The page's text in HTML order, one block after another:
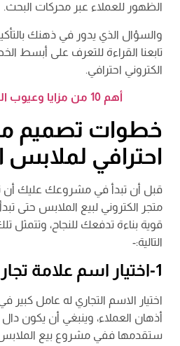
الظهور للعملاء عبر محركات البحث.
والسؤال الذي يدور في ذهنك
تابعنا القراءة للتعرف على أبسط
الكتروني احترافي.
أهم 10 من مزايا وعيوب التجارة الإلكترونية
خطوات تصميم
احترافي لملابس
قبل أن تبدأ في مشروعك عليك
متجر الكتروني لبيع الملابس
قوية بناءة تدفعك للنجاح، وتتمثل
التالية:-
1-اختيار اسم علامة تجارية مميزة
اختيار الاسم التجاري له عامل كبير
أذهان العملاء، وينبغي أن يكون
ستقدمها ففي مشروع بيع